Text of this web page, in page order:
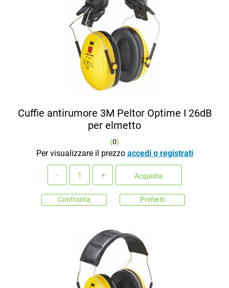
Cuffie antirumore 3M Peltor Optime I 26dB
per elmetto
(0)
Per visualizzare il prezzo accedi o registrati
Acquista
Confronta Preferiti